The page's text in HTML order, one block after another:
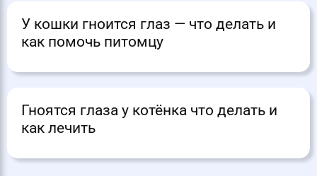
У кошки гноится глаз — что делать и
как помочь питомцу
Гноятся глаза у котёнка что делать и
как лечить